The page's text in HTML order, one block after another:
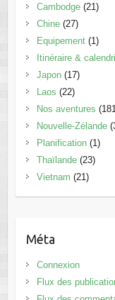
Cambodge(21)
Chine(27)
Equipement(1)
Itinéraire &
Japon(17)
Laos (22)
Nos aventures
Nouvelle-Zélande
Planification(1)
Thaïlande(23)
Vietnam (21)
Méta
Connexion
Flux des